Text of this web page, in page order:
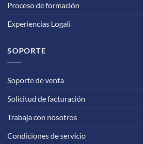
Proceso de formación
Experiencias Logali
SOPORTE
Soporte de venta
Solicitud de facturación
Trabaja con nosotros
Condiciones de servicio